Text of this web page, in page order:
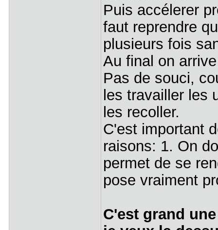
Puis accélerer
faut reprendre
plusieurs fois
Au final on
Pas de souci,
les travailler les
les recoller.
C'est important
raisons: 1. On
permet de se
pose vraiment
C'est grand